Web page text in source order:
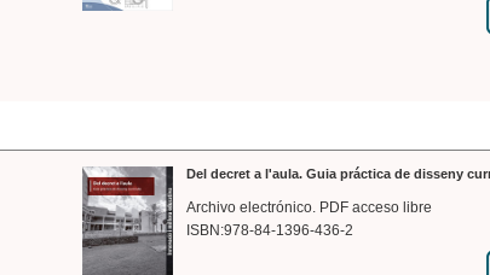
Del decret a l'aula. Guia práctica de disseny
Archivo electrónico. PDF acceso libre
ISBN:978-84-1396-436-2